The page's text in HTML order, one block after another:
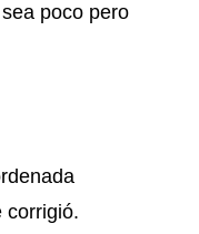
poco pero
corrigió.